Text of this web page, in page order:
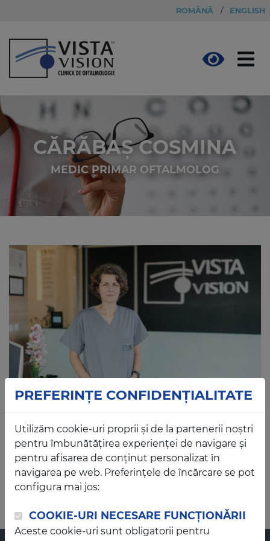
ROMÂNĂ / ENGLISH
CĂRĂBAȘ COSMINA
MEDIC PRIMAR OFTALMOLOG
CĂRĂBAȘ COSMINA
Medic primar oftalmolog
Programări la tel.0800 884 782 sau ( +4 ) 0737 505
159
PREFERINȚE CONFIDENȚIALITATE
Utilizăm cookie-uri proprii și de la partenerii noștri
pentru îmbunătățirea experienței de navigare și
pentru afisarea de conținut personalizat în
navigarea pe web. Preferințele de încărcare se pot
configura mai jos:
COOKIE-URI NECESARE FUNCȚIONĂRII
Aceste cookie-uri sunt obligatorii pentru